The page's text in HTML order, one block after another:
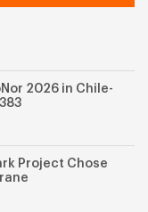
2026 in Chile-
Project Chose